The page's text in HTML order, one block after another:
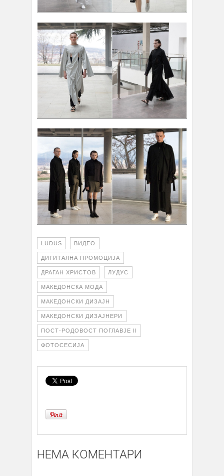
LUDUS ВИДЕО
ДИГИТАЛНА ПРОМОЦИЈА
ДРАГАН ХРИСТОВ ЛУДУС
МАКЕДОНСКА МОДА
МАКЕДОНСКИ ДИЗАЈН
МАКЕДОНСКИ ДИЗАЈНЕРИ
ПОСТ-РОДОВОСТ ПОГЛАВЈЕ II
ФОТОСЕСИЈА
НЕМА КОМЕНТАРИ